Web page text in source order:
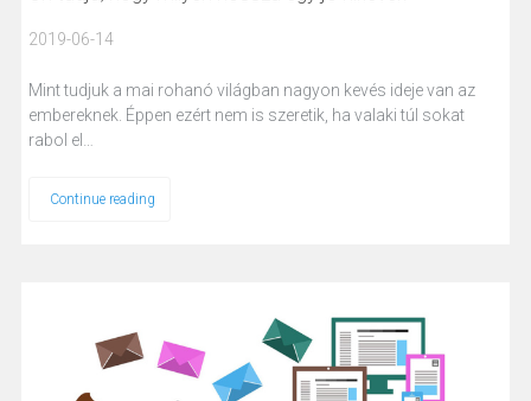
2019-06-14
Mint tudjuk a mai rohanó világban nagyon kevés ideje van az
embereknek. Éppen ezért nem is szeretik, ha valaki túl sokat
rabol el…
Continue reading